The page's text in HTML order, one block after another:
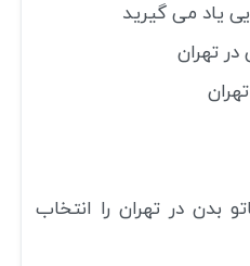
یاد می گیرید
تهران
بدن در تهران را انتخاب